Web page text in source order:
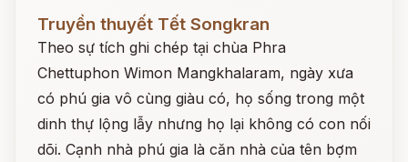
Đọc ngay
Truyền thuyết Tết Songkran
Theo sự tích ghi chép tại chùa Phra
Chettuphon Wimon Mangkhalaram, ngày xưa
có phú gia vô cùng giàu có, họ sống trong một
dinh thự lộng lẫy nhưng họ lại không có con nối
dõi. Cạnh nhà phú gia là căn nhà của tên bợm